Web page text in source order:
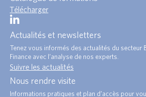
Télécharger
Actualités et newsletters
Tenez vous informés des actualités du secteur
Finance avec l’analyse de nos experts.
Suivre les actualités
Nous rendre visite
Informations pratiques et plan d’accès pour